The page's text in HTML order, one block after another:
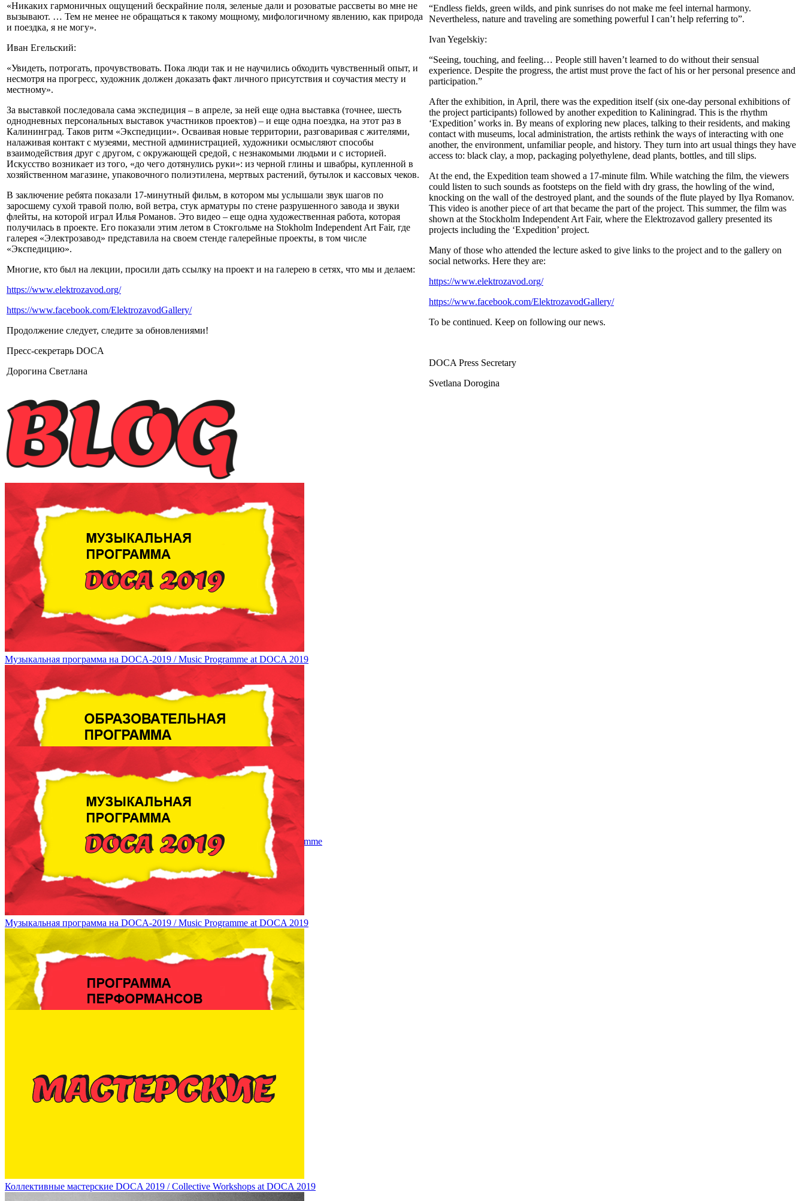
«Никаких гармоничных ощущений бескрайние поля, зеленые дали и розоватые рассветы во мне не
вызывают. … Тем не менее не обращаться к такому мощному, мифологичному явлению, как природа
и поездка, я не могу».
Иван Егельский:
«Увидеть, потрогать, прочувствовать. Пока люди так и не научились обходить чувственный опыт, и
несмотря на прогресс, художник должен доказать факт личного присутствия и соучастия месту и
местному».
За выставкой последовала сама экспедиция – в апреле, за ней еще одна выставка (точнее, шесть
однодневных персональных выставок участников проектов) – и еще одна поездка, на этот раз в
Калининград. Таков ритм «Экспедиции». Осваивая новые территории, разговаривая с жителями,
налаживая контакт с музеями, местной администрацией, художники осмысляют способы
взаимодействия друг с другом, с окружающей средой, с незнакомыми людьми и с историей.
Искусство возникает из того, «до чего дотянулись руки»: из черной глины и швабры, купленной в
хозяйственном магазине, упаковочного полиэтилена, мертвых растений, бутылок и кассовых чеков.
В заключение ребята показали 17-минутный фильм, в котором мы услышали звук шагов по
заросшему сухой травой полю, вой ветра, стук арматуры по стене разрушенного завода и звуки
флейты, на которой играл Илья Романов. Это видео – еще одна художественная работа, которая
получилась в проекте. Его показали этим летом в Стокгольме на Stokholm Independent Art Fair, где
галерея «Электрозавод» представила на своем стенде галерейные проекты, в том числе
«Экспедицию».
Многие, кто был на лекции, просили дать ссылку на проект и на галерею в сетях, что мы и делаем:
https://www.elektrozavod.org/
https://www.facebook.com/ElektrozavodGallery/
Продолжение следует, следите за обновлениями!
Пресс-секретарь DOCA
Дорогина Светлана
“Endless fields, green wilds, and pink sunrises do not make me feel internal harmony.
Nevertheless, nature and traveling are something powerful I can’t help referring to”.
Ivan Yegelskiy:
“Seeing, touching, and feeling… People still haven’t learned to do without their sensual
experience. Despite the progress, the artist must prove the fact of his or her personal presence and
participation.”
After the exhibition, in April, there was the expedition itself (six one-day personal exhibitions of
the project participants) followed by another expedition to Kaliningrad. This is the rhythm
‘Expedition’ works in. By means of exploring new places, talking to their residents, and making
contact with museums, local administration, the artists rethink the ways of interacting with one
another, the environment, unfamiliar people, and history. They turn into art usual things they have
access to: black clay, a mop, packaging polyethylene, dead plants, bottles, and till slips.
At the end, the Expedition team showed a 17-minute film. While watching the film, the viewers
could listen to such sounds as footsteps on the field with dry grass, the howling of the wind,
knocking on the wall of the destroyed plant, and the sounds of the flute played by Ilya Romanov.
This video is another piece of art that became the part of the project. This summer, the film was
shown at the Stockholm Independent Art Fair, where the Elektrozavod gallery presented its
projects including the ‘Expedition’ project.
Many of those who attended the lecture asked to give links to the project and to the gallery on
social networks. Here they are:
https://www.elektrozavod.org/
https://www.facebook.com/ElektrozavodGallery/
To be continued. Keep on following our news.
DOCA Press Secretary
Svetlana Dorogina
Музыкальная программа на DOCA-2019 / Music Programme at DOCA 2019
Образовательная программа DOCA 2019 / DOCA 2019 Educational Programme
Музыкальная программа на DOCA-2019 / Music Programme at DOCA 2019
Перформансы на DOCA-2019 / Performances at DOCA 2019
Коллективные мастерские DOCA 2019 / Collective Workshops at DOCA 2019